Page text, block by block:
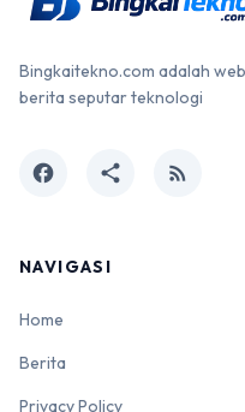
Bingkaitekno.com adalah
berita seputar teknologi
facebook share rss_feed
NAVIGASI
Home
Berita
Privacy Policy